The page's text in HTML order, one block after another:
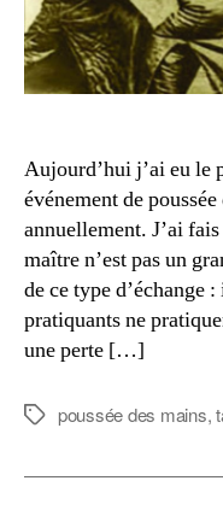
Aujourd’hui j’ai eu le
événement de
annuellement. J’ai
maître n’est pas un
de ce type d’échange
pratiquants ne
une perte […]
Étiquettes
poussée des mains,